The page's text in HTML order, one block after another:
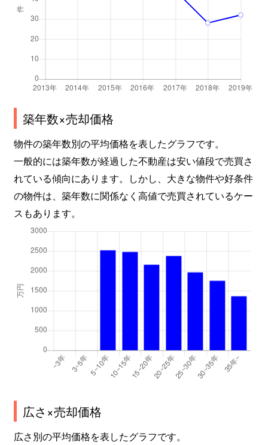
築年数×売却価格
物件の築年数別の平均価格を表したグラフです。
一般的には築年数が経過した不動産は安い値段で売買さ
れている傾向にあります。しかし、大きな物件や好条件
の物件は、築年数に関係なく高値で売買されているケー
スもあります。
広さ×売却価格
広さ別の平均価格を表したグラフです。